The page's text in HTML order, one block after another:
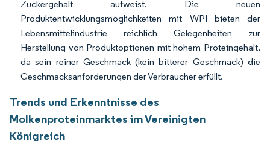
Zuckergehalt aufweist. Die neuen
Produktentwicklungsmöglichkeiten mit WPI bieten der
Lebensmittelindustrie reichlich Gelegenheiten zur
Herstellung von Produktoptionen mit hohem Proteingehalt,
da sein reiner Geschmack (kein bitterer Geschmack) die
Geschmacksanforderungen der Verbraucher erfüllt.
Trends und Erkenntnisse des
Molkenproteinmarktes im Vereinigten
Königreich